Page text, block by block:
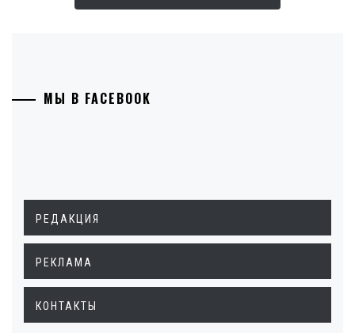
МЫ В FACEBOOK
РЕДАКЦИЯ
РЕКЛАМА
КОНТАКТЫ